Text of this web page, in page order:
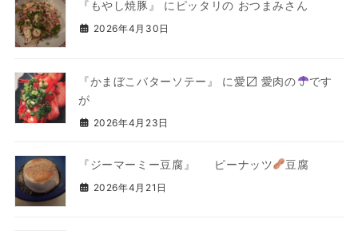
『もやし焼豚』 にピッタリの おつまみさん
2026年4月30日
『かまぼこバターソテー』 に愛〼 愛肉の
です
が
2026年4月23日
『ジーマーミー豆腐』 ピーナッツ 豆腐
2026年4月21日